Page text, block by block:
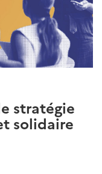
stratégie
solidaire